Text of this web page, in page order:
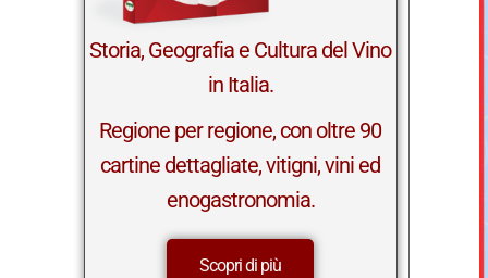
Storia, Geografia e Cultura del Vino
in Italia.
Regione per regione, con oltre 90
cartine dettagliate, vitigni, vini ed
enogastronomia.
Scopri di più